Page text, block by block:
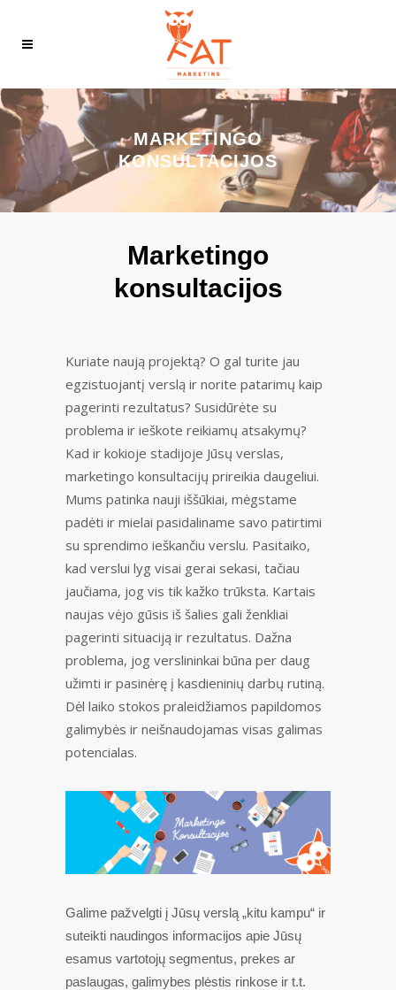
MARKETINGO
KONSULTACIJOS
Marketingo
konsultacijos
Kuriate naują projektą? O gal turite jau
egzistuojantį verslą ir norite patarimų kaip
pagerinti rezultatus? Susidūrėte su
problema ir ieškote reikiamų atsakymų?
Kad ir kokioje stadijoje Jūsų verslas,
marketingo konsultacijų prireikia daugeliui.
Mums patinka nauji iššūkiai, mėgstame
padėti ir mielai pasidaliname savo patirtimi
su sprendimo ieškančiu verslu. Pasitaiko,
kad verslui lyg visai gerai sekasi, tačiau
jaučiama, jog vis tik kažko trūksta. Kartais
naujas vėjo gūsis iš šalies gali ženkliai
pagerinti situaciją ir rezultatus. Dažna
problema, jog verslininkai būna per daug
užimti ir pasinėrę į kasdieninių darbų rutiną.
Dėl laiko stokos praleidžiamos papildomos
galimybės ir neišnaudojamas visas galimas
potencialas.
Galime pažvelgti į Jūsų verslą „kitu kampu“ ir
suteikti naudingos informacijos apie Jūsų
esamus vartotojų segmentus, prekes ar
paslaugas, galimybes plėstis rinkose ir t.t.